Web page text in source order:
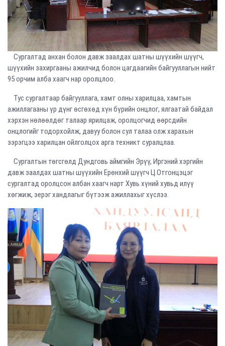
Сургалтад анхан болон давж заалдах шатны шүүхийн шүүгч,
шүүхийн захиргааны ажилчид болон цагдаагийн байгууллагын нийт
95 орчим алба хаагч нар оролцлоо.
Тус сургалтаар байгууллага, хамт олны харилцаа, хамтын
ажиллагааны үр дүнг өсгөхөд хүн бүрийн онцлог, ялгаатай байдал
хэрхэн нөлөөлдөг талаар ярилцаж, оролцогчид өөрсдийн
онцлогийг тодорхойлж, давуу болон сул талаа олж харахын
зэрэгцээ харилцан ойлголцох арга техникт суралцлаа.
Сургалтын төгсгөлд Дундговь аймгийн Эрүү, Иргэний хэргийн
давж заалдах шатны шүүхийн Ерөнхий шүүгч Ц.Отгонцэцэг
сургалтад оролцсон албан хаагч нарт Хувь хүний хувьд илүү
хөгжиж, эерэг хандлагыг бүтээж ажиллахыг хүслээ.